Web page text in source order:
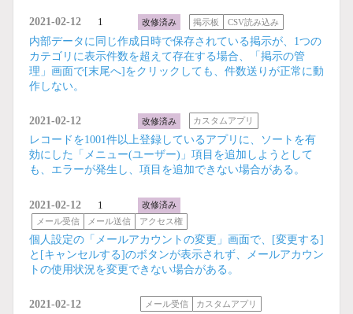
2021-02-12 1 改修済み 掲示板 CSV読み込み
内部データに同じ作成日時で保存されている掲示が、1つの
カテゴリに表示件数を超えて存在する場合、「掲示の管
理」画面で[末尾へ]をクリックしても、件数送りが正常に動
作しない。
2021-02-12 改修済み カスタムアプリ
レコードを1001件以上登録しているアプリに、ソートを有
効にした「メニュー(ユーザー)」項目を追加しようとして
も、エラーが発生し、項目を追加できない場合がある。
2021-02-12 1
改修済み
メール受信
メール送信 アクセス権
個人設定の「メールアカウントの変更」画面で、[変更する]
と[キャンセルする]のボタンが表示されず、メールアカウン
トの使用状況を変更できない場合がある。
2021-02-12 メール受信 カスタムアプリ